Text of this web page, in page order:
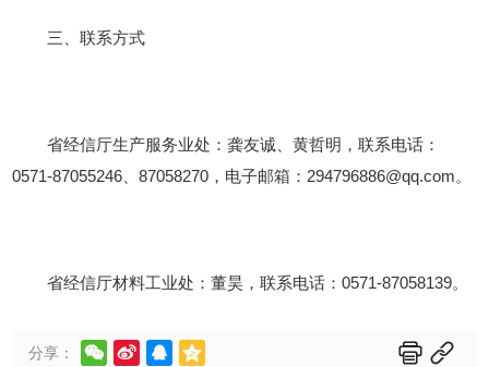
三、联系方式
省经信厅生产服务业处：龚友诚、黄哲明，联系电话：
0571-87055246、87058270，电子邮箱：294796886@qq.com。
省经信厅材料工业处：董昊，联系电话：0571-87058139。
分享：      